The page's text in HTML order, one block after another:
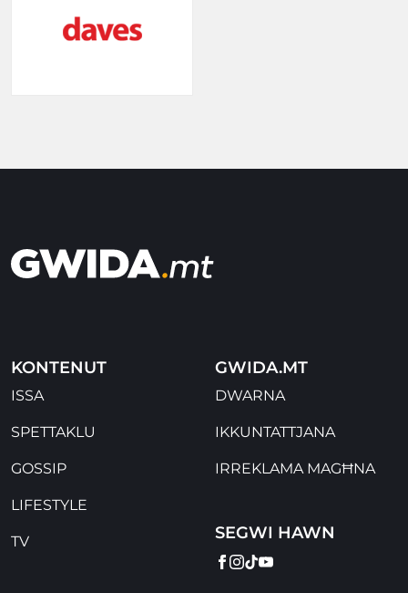
KONTENUT
ISSA
SPETTAKLU
GOSSIP
LIFESTYLE
TV
GWIDA.MT
DWARNA
IKKUNTATTJANA
IRREKLAMA MAGĦNA
SEGWI HAWN
FACEBOOK
INSTAGRAM
TIKTOK
YOUTUBE